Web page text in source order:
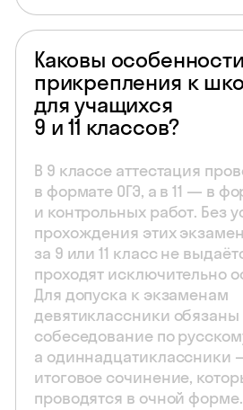
Каковы особенности
прикрепления к
для учащихся
9 и 11 классов?
В 9 классе аттестация
в формате ОГЭ, а в 11 — в
и контрольных работ. Без
прохождения этих
за 9 или 11 класс не
проходят исключительно
Для допуска к экзаменам
девятиклассники обязаны
собеседование по
а одиннадцатиклассники
итоговое сочинение,
проводятся в очной форме.